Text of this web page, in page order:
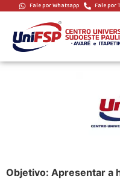
Fale por Whatsapp Fale por
Italiano
Objetivo: Apresentar a